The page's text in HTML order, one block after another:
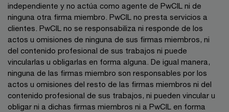
independiente y no actúa como agente de PwCIL ni de
ninguna otra firma miembro. PwCIL no presta servicios a
clientes. PwCIL no se responsabiliza ni responde de los
actos u omisiones de ninguna de sus firmas miembros, ni
del contenido profesional de sus trabajos ni puede
vincularlas u obligarlas en forma alguna. De igual manera,
ninguna de las firmas miembro son responsables por los
actos u omisiones del resto de las firmas miembros ni del
contenido profesional de sus trabajos, ni pueden vincular u
obligar ni a dichas firmas miembros ni a PwCIL en forma